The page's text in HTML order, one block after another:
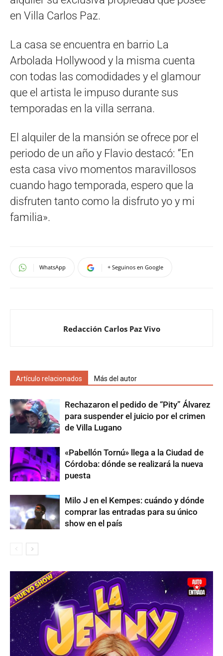
en Villa Carlos Paz.
La casa se encuentra en barrio La
Arbolada Hollywood y la misma cuenta
con todas las comodidades y el glamour
que el artista le impuso durante sus
temporadas en la villa serrana.
El alquiler de la mansión se ofrece por el
periodo de un año y Flavio destacó: “En
esta casa vivo momentos maravillosos
cuando hago temporada, espero que la
disfruten tanto como la disfruto yo y mi
familia».
WhatsApp + Seguinos en Google
Redacción Carlos Paz Vivo
Artículo relacionados Más del autor
Rechazaron el pedido de “Pity” Álvarez
para suspender el juicio por el crimen
de Villa Lugano
«Pabellón Tornú» llega a la Ciudad de
Córdoba: dónde se realizará la nueva
puesta
Milo J en el Kempes: cuándo y dónde
comprar las entradas para su único
show en el país